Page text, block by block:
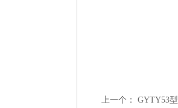
上一个： GYTY53